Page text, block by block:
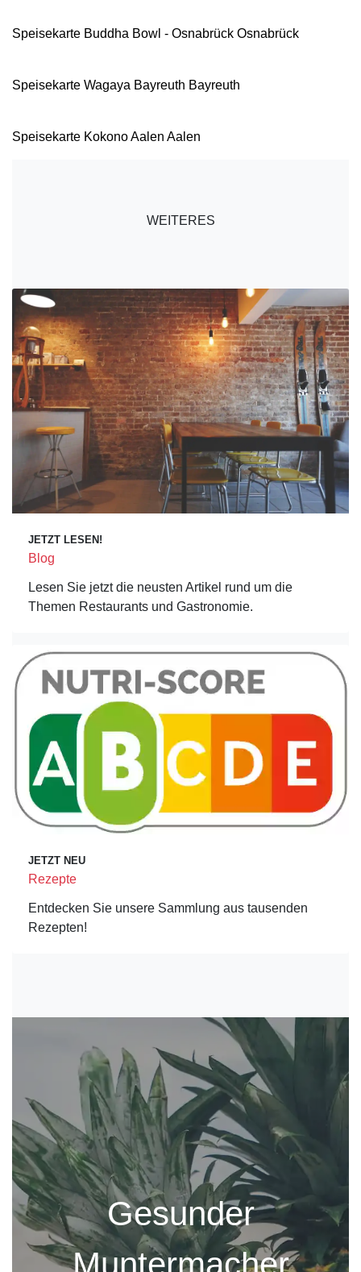
Speisekarte Buddha Bowl - Osnabrück Osnabrück
Speisekarte Wagaya Bayreuth Bayreuth
Speisekarte Kokono Aalen Aalen
WEITERES
JETZT LESEN!
Blog
Lesen Sie jetzt die neusten Artikel rund um die
Themen Restaurants und Gastronomie.
JETZT NEU
Rezepte
Entdecken Sie unsere Sammlung aus tausenden
Rezepten!
Gesunder
Muntermacher